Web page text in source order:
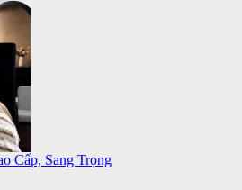
Cấp, Sang Trọng